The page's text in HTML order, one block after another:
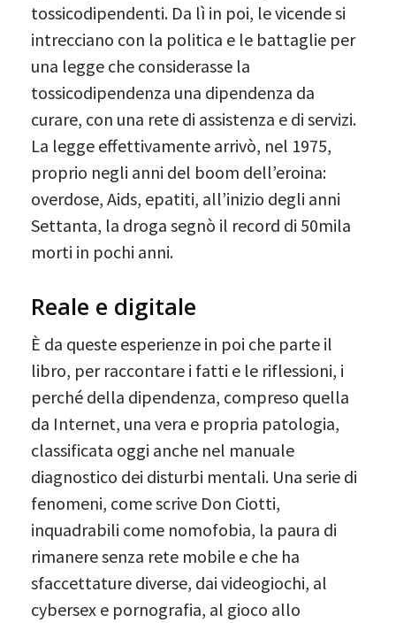
tossicodipendenti. Da lì in poi, le vicende si
intrecciano con la politica e le battaglie per
una legge che considerasse la
tossicodipendenza una dipendenza da
curare, con una rete di assistenza e di servizi.
La legge effettivamente arrivò, nel 1975,
proprio negli anni del boom dell’eroina:
overdose, Aids, epatiti, all’inizio degli anni
Settanta, la droga segnò il record di 50mila
morti in pochi anni.
Reale e digitale
È da queste esperienze in poi che parte il
libro, per raccontare i fatti e le riflessioni, i
perché della dipendenza, compreso quella
da Internet, una vera e propria patologia,
classificata oggi anche nel manuale
diagnostico dei disturbi mentali. Una serie di
fenomeni, come scrive Don Ciotti,
inquadrabili come nomofobia, la paura di
rimanere senza rete mobile e che ha
sfaccettature diverse, dai videogiochi, al
cybersex e pornografia, al gioco allo